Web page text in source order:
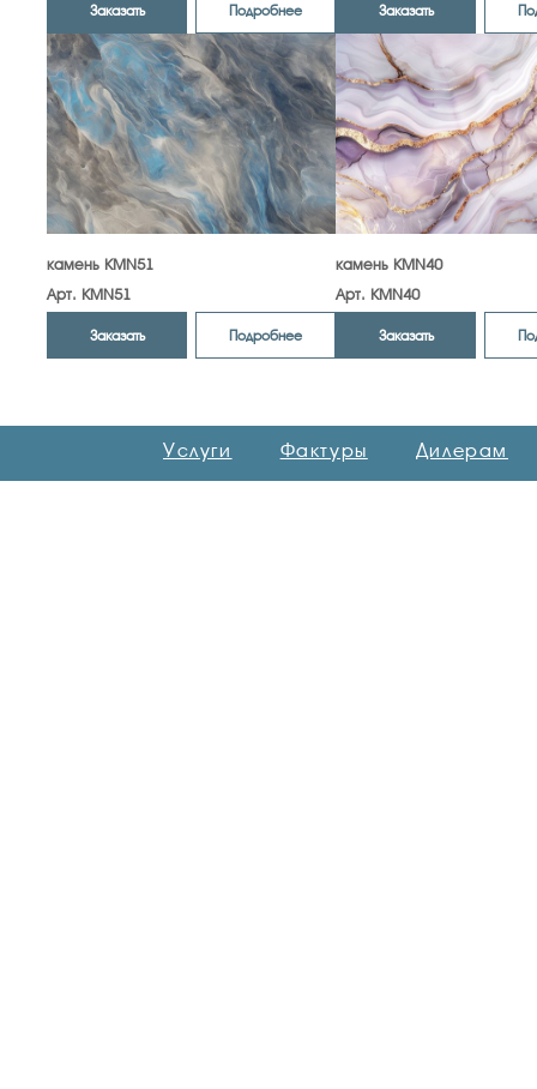
Заказать Подробнее Заказать
камень KMN51
Арт. KMN51
Заказать Подробнее
камень KMN40
Арт. KMN40
Заказать
Услуги Фактуры Дилерам